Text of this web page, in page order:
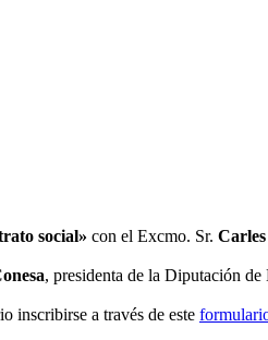
social» con el Excmo. Sr.
, presidenta de la Diputación de
inscribirse a través de este